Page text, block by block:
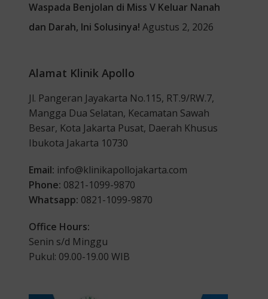
Waspada Benjolan di Miss V Keluar Nanah
dan Darah, Ini Solusinya! Agustus 2, 2026
Alamat Klinik Apollo
Jl. Pangeran Jayakarta No.115, RT.9/RW.7,
Mangga Dua Selatan, Kecamatan Sawah
Besar, Kota Jakarta Pusat, Daerah Khusus
Ibukota Jakarta 10730
Email: info@klinikapollojakarta.com
Phone: 0821-1099-9870
Whatsapp: 0821-1099-9870
Office Hours:
Senin s/d Minggu
Pukul: 09.00-19.00 WIB